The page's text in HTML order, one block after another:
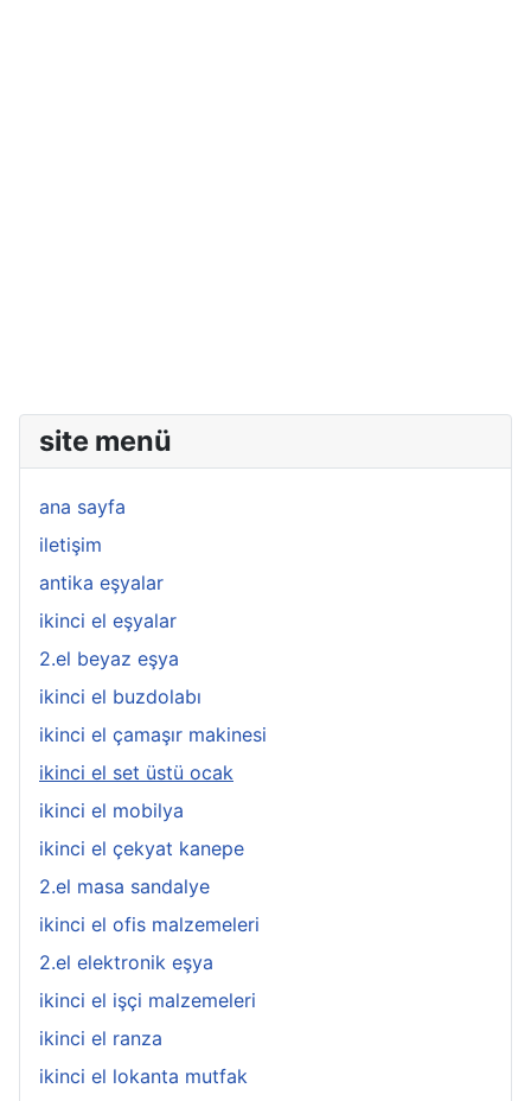
site menü
ana sayfa
iletişim
antika eşyalar
ikinci el eşyalar
2.el beyaz eşya
ikinci el buzdolabı
ikinci el çamaşır makinesi
ikinci el set üstü ocak
ikinci el mobilya
ikinci el çekyat kanepe
2.el masa sandalye
ikinci el ofis malzemeleri
2.el elektronik eşya
ikinci el işçi malzemeleri
ikinci el ranza
ikinci el lokanta mutfak